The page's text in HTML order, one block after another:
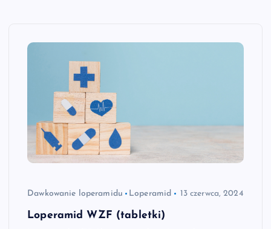
Dawkowanie loperamidu Loperamid 13 czerwca, 2024
Loperamid WZF (tabletki)